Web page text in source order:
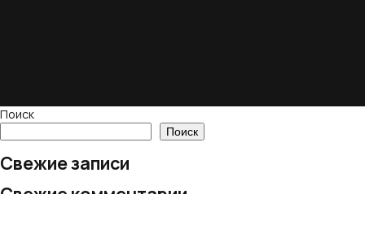
Поиск
Поиск
Свежие записи
Свежие комментарии